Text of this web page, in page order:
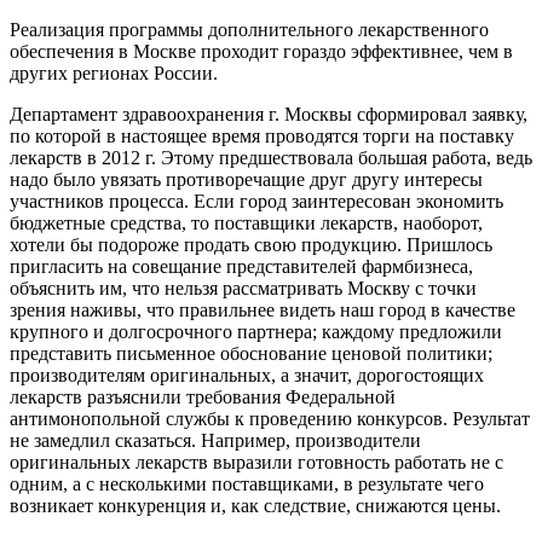
Реализация программы дополнительного лекарственного
обеспечения в Москве проходит гораздо эффективнее, чем в
других регионах России.
Департамент здравоохранения г. Москвы сформировал заявку,
по которой в настоящее время проводятся торги на поставку
лекарств в 2012 г. Этому предшествовала большая работа, ведь
надо было увязать противоречащие друг другу интересы
участников процесса. Если город заинтересован экономить
бюджетные средства, то поставщики лекарств, наоборот,
хотели бы подороже продать свою продукцию. Пришлось
пригласить на совещание представителей фармбизнеса,
объяснить им, что нельзя рассматривать Москву с точки
зрения наживы, что правильнее видеть наш город в качестве
крупного и долгосрочного партнера; каждому предложили
представить письменное обоснование ценовой политики;
производителям оригинальных, а значит, дорогостоящих
лекарств разъяснили требования Федеральной
антимонопольной службы к проведению конкурсов. Результат
не замедлил сказаться. Например, производители
оригинальных лекарств выразили готовность работать не с
одним, а с несколькими поставщиками, в результате чего
возникает конкуренция и, как следствие, снижаются цены.